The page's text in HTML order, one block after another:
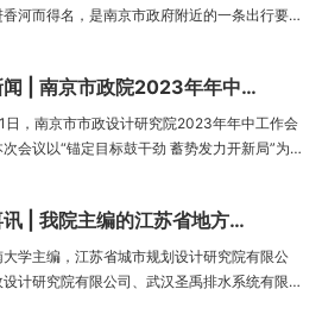
素进行了深
河而得名，是南京市政府附近的一条出行要
支管穿越污水主管接入暗涵内。近年来，进香
一个“烦恼”——雨天污水漫溢。为彻底解决这一
院承
NJMD-新闻 | 南京市政院2023年年中工作会召开
日，南京市市政设计研究院2023年年中工作会
会议以“锚定目标鼓干劲 蓄势发力开新局”为
战和机遇，审视分析内部环境的问题和不足，
作的目标与方向。南京市政院全体高管、主任
干部
NJMD-喜讯 | 我院主编的江苏省地方标准《城市河道水环境综合整治工程设计标准》正式发布
学主编，江苏省城市规划设计研究院有限公
计研究院有限公司、武汉圣禹排水系统有限公